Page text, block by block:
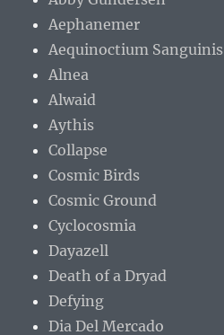
Aephanemer
Aequinoctium Sanguinis
Alnea
Alwaid
Aythis
Collapse
Cosmic Birds
Cosmic Ground
Cyclocosmia
Dayazell
Death of a Dryad
Defying
Dia Del Mercado